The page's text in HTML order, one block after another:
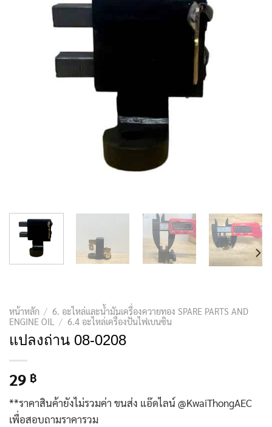
หน้าหลัก / 6. อะไหล่และน้ำมันเครื่องควายทอง SPARE PARTS AND
ENGINE OIL
/ 6.4 อะไหล่เครื่องปั่นไฟเบนซิน
แปลงถ่าน 08-0208
29 ฿
**ราคาสินค้ายังไม่รวมค่า ขนส่ง แอ๊ดไลน์ @KwaiThongAEC
เพื่อสอบถามราคารวม